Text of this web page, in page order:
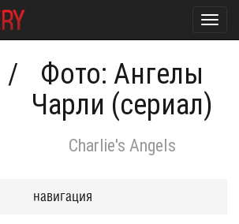
/
Фото: Ангелы
Чарли (сериал)
Charlie's Angels
навигация